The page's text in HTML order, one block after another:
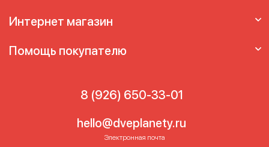
Интернет магазин
Помощь покупателю
8 (926) 650-33-01
hello@dveplanety.ru
Электронная почта